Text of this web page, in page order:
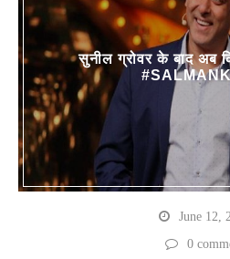
सुनील ग्रोवर के बाद अब
June 12,
0